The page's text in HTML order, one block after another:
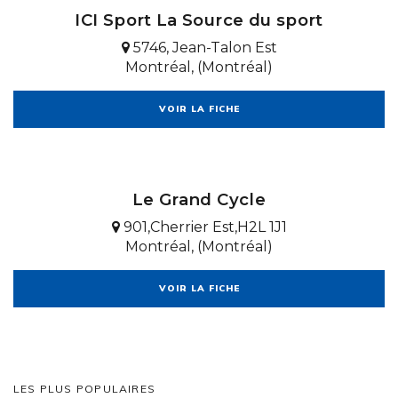
ICI Sport La Source du sport
5746, Jean-Talon Est
Montréal, (Montréal)
VOIR LA FICHE
Le Grand Cycle
901,Cherrier Est,H2L 1J1
Montréal, (Montréal)
VOIR LA FICHE
LES PLUS POPULAIRES